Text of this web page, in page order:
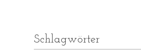
Schlagwörter